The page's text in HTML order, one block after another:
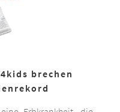
brechen